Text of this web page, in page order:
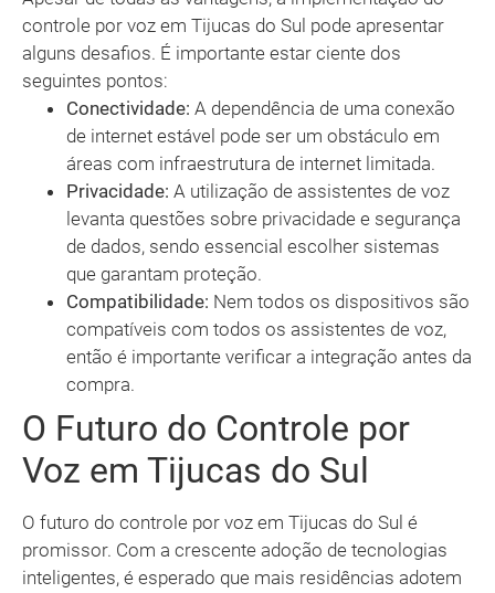
controle por voz em Tijucas do Sul pode apresentar
alguns desafios. É importante estar ciente dos
seguintes pontos:
Conectividade: A dependência de uma conexão
de internet estável pode ser um obstáculo em
áreas com infraestrutura de internet limitada.
Privacidade: A utilização de assistentes de voz
levanta questões sobre privacidade e segurança
de dados, sendo essencial escolher sistemas
que garantam proteção.
Compatibilidade: Nem todos os dispositivos são
compatíveis com todos os assistentes de voz,
então é importante verificar a integração antes da
compra.
O Futuro do Controle por
Voz em Tijucas do Sul
O futuro do controle por voz em Tijucas do Sul é
promissor. Com a crescente adoção de tecnologias
inteligentes, é esperado que mais residências adotem